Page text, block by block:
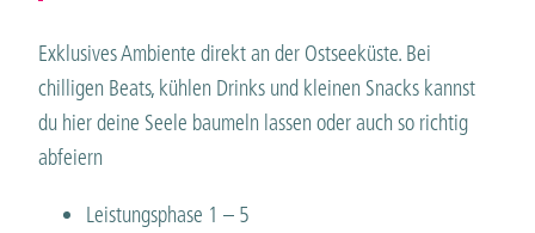
Exklusives Ambiente direkt an der Ostseeküste. Bei
chilligen Beats, kühlen Drinks und kleinen Snacks kannst
du hier deine Seele baumeln lassen oder auch so richtig
abfeiern
Leistungsphase 1 – 5